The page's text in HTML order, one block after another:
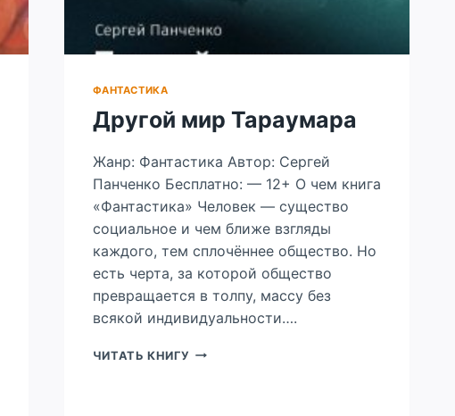
ФАНТАСТИКА
Другой мир Тараумара
Жанр: Фантастика Автор: Сергей
Панченко Бесплатно: — 12+ О чем книга
«Фантастика» Человек — существо
социальное и чем ближе взгляды
каждого, тем сплочённее общество. Но
есть черта, за которой общество
превращается в толпу, массу без
всякой индивидуальности….
ЧИТАТЬ КНИГУ ДРУГОЙ